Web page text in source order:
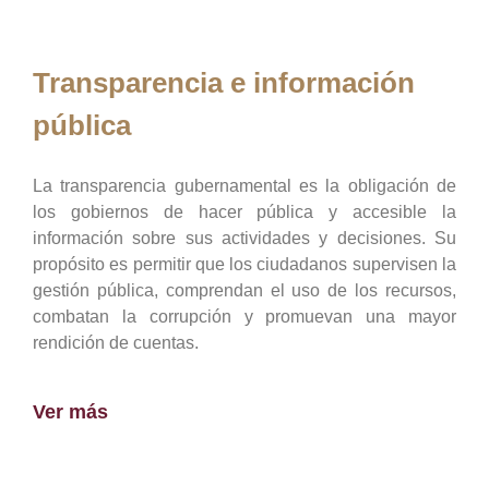
Transparencia e información
pública
La transparencia gubernamental es la obligación de
los gobiernos de hacer pública y accesible la
información sobre sus actividades y decisiones. Su
propósito es permitir que los ciudadanos supervisen la
gestión pública, comprendan el uso de los recursos,
combatan la corrupción y promuevan una mayor
rendición de cuentas.
Ver más